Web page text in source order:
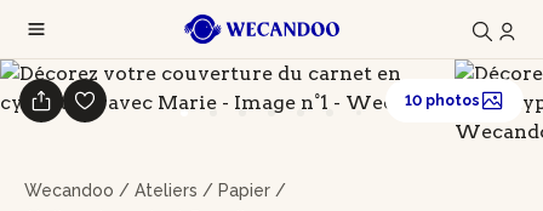
Wecandoo / Ateliers / Papier /
10 photos